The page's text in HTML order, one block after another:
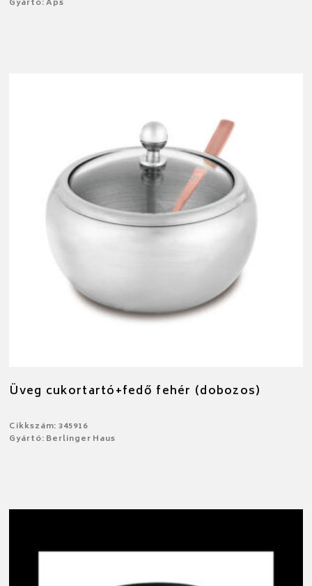
Gyártó: Aps
Üveg cukortartó+fedő fehér (dobozos)
Cikkszám: 345916
Gyártó: Berlinger Haus